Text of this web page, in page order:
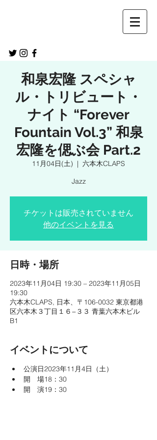
和泉宏隆 スペシャ
ル・トリビュート・
ナイト “Forever
Fountain Vol.3” 和泉
宏隆を偲ぶ会 Part.2
11月04日(土)
  |
六本木CLAPS
Jazz
チケットは販売されていません
他のイベントを見る
日時・場所
2023年11月04日 19:30 – 2023年11月05日
19:30
六本木CLAPS, 日本、〒106-0032 東京都港
区六本木３丁目１６−３３ 青葉六本木ビル
B1
イベントについて
公演日2023年11月4日（土）
開　場18：30
開　演19：30